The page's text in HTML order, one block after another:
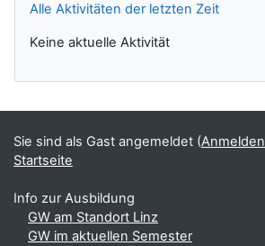
Alle Aktivitäten der letzten Zeit
Keine aktuelle Aktivität
Sie sind als Gast angemeldet (Anmelden
Startseite
Info zur Ausbildung
GW am Standort Linz
GW im aktuellen Semester